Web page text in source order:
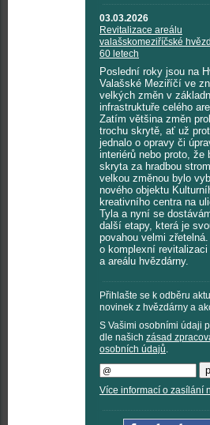
03.03.2026
Revitalizace areálu
valašskomeziříčské
60 letech
Poslední roky jsou na
Valašské Meziříčí ve
velkých změn v
infrastruktuře celého
Zatím většina změn
trochu skrytě, ať už
jednalo o opravy či
interiérů nebo proto, že
skryta za hradbou
velkou změnou bylo
nového objektu
kreativního centra na
Tyla a nyní se
další etapy, která je
povahou velmi
o komplexní
a areálu hvězdárny.
Přihlašte se k odběru
novinek z hvězdárny a
S Vašimi osobními údaji
dle našich zásad
osobních údajů.
Více informací o zasílání